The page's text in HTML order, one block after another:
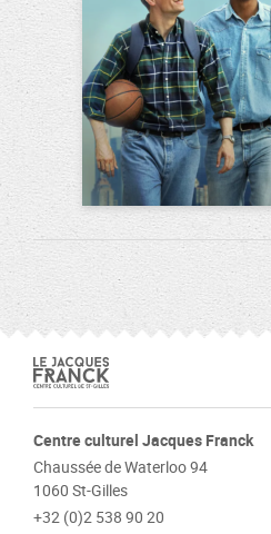
Centre culturel Jacques Franck
Chaussée de Waterloo 94
1060 St-Gilles
+32 (0)2 538 90 20